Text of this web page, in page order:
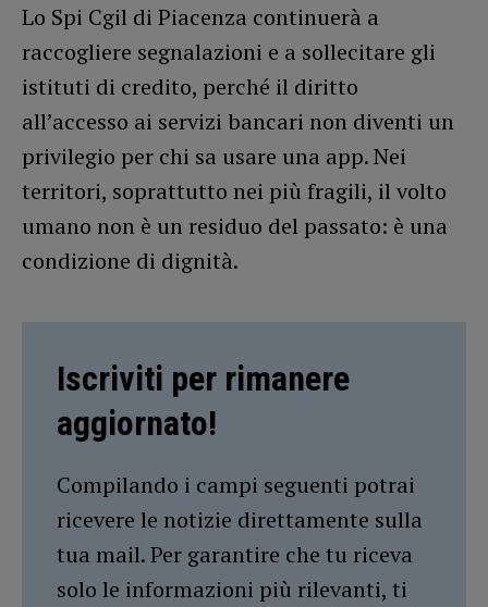
Lo Spi Cgil di Piacenza continuerà a
raccogliere segnalazioni e a sollecitare gli
istituti di credito, perché il diritto
all’accesso ai servizi bancari non diventi un
privilegio per chi sa usare una app. Nei
territori, soprattutto nei più fragili, il volto
umano non è un residuo del passato: è una
condizione di dignità.
Iscriviti per rimanere
aggiornato!
Compilando i campi seguenti potrai
ricevere le notizie direttamente sulla
tua mail. Per garantire che tu riceva
solo le informazioni più rilevanti, ti